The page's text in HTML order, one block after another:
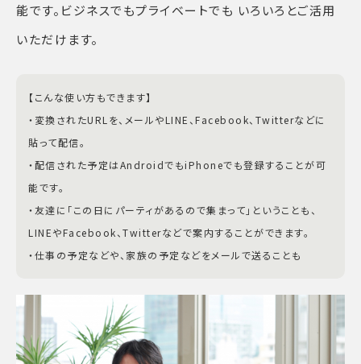
能です。ビジネスでもプライベートでも いろいろとご活用
いただけます。
【こんな使い方もできます】
・変換されたURLを、メールやLINE、Facebook、Twitterなどに
貼って配信。
・配信された予定はAndroidでもiPhoneでも登録することが可
能です。
・友達に「この日にパーティがあるので集まって」ということも、
LINEやFacebook、Twitterなどで案内することができます。
・仕事の予定などや、家族の予定などをメールで送ることも